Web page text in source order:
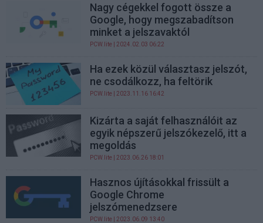
Nagy cégekkel fogott össze a
Google, hogy megszabadítson
minket a jelszavaktól
PCW.lite | 2024.02.03 06:22
Ha ezek közül választasz jelszót,
ne csodálkozz, ha feltörik
PCW.lite | 2023.11.16 16:42
Kizárta a saját felhasználóit az
egyik népszerű jelszókezelő, itt a
megoldás
PCW.lite | 2023.06.26 18:01
Hasznos újításokkal frissült a
Google Chrome
jelszómenedzsere
PCW.lite | 2023.06.09 13:40